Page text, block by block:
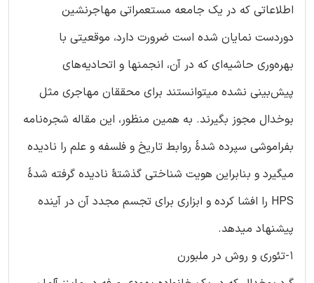
اطلاعاتی که در یک جامعه مستعمراتی مهاجرنشین
دوردست نمایان شده است ضرورت دارد، موقعیتی با
بهره‌وری حاشیه‌ای که در آن، انجمنها و اتحادیه‌های
پیش‌بینی نشده میتوانستند برای محققان مهاجری مثل
بوخدال مجوز بگیرند. به همین منظور، این مقاله شجره‌نامه
بفراموشی سپرده شدۀ روابط تاریخ و فلسفه و علم را نادیده
میگیرد و بنابراین هویت شناختی گذشتۀ نادیده گرفته شدۀ
HPS را افشا کرده و ابزاری برای تجسم مجدد آن در آینده
پیشنهاد میدهد.
1-تئوری و روش در ملبورن